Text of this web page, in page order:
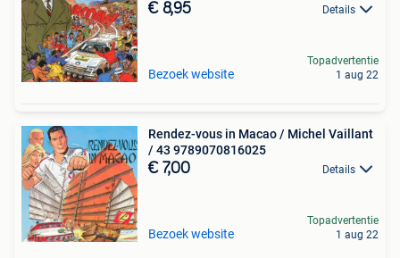
€ 8,95 Details
Bezoek website
Topadvertentie
1 aug 22
Rendez-vous in Macao / Michel Vaillant
/ 43 9789070816025
€ 7,00 Details
Bezoek website
Topadvertentie
1 aug 22